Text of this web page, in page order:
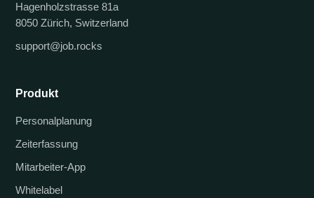
Hagenholzstrasse 81a
8050 Zürich, Switzerland
support@job.rocks
Produkt
Personalplanung
Zeiterfassung
Mitarbeiter-App
Whitelabel